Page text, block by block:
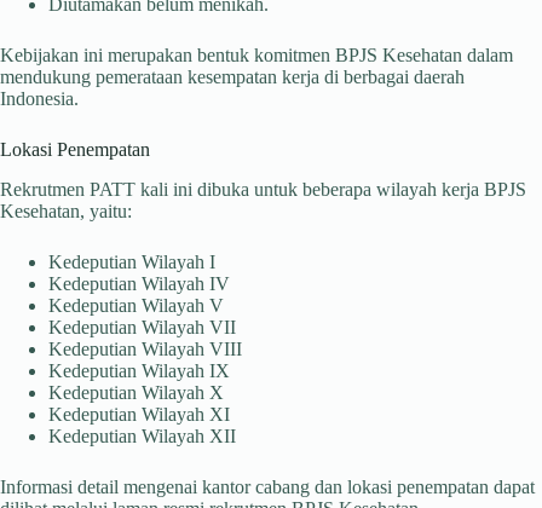
Diutamakan belum menikah.
Kebijakan ini merupakan bentuk komitmen BPJS Kesehatan dalam
mendukung pemerataan kesempatan kerja di berbagai daerah
Indonesia.
Lokasi Penempatan
Rekrutmen PATT kali ini dibuka untuk beberapa wilayah kerja BPJS
Kesehatan, yaitu:
Kedeputian Wilayah I
Kedeputian Wilayah IV
Kedeputian Wilayah V
Kedeputian Wilayah VII
Kedeputian Wilayah VIII
Kedeputian Wilayah IX
Kedeputian Wilayah X
Kedeputian Wilayah XI
Kedeputian Wilayah XII
Informasi detail mengenai kantor cabang dan lokasi penempatan dapat